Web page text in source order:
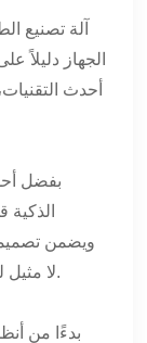
آلة تصنيع
الجهاز دليلاً
أحدث
بفضل
ويضمن
لا مثيل له، مما يرسي معيارًا جديدًا في هذه الصناعة.
بدءًا من